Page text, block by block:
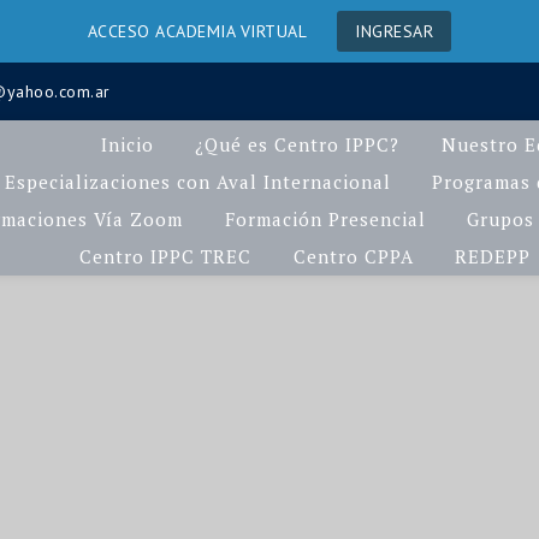
ACCESO ACADEMIA VIRTUAL INGRESAR
Inicio ¿Qué es Centro IPPC?
Nuestro
Especializaciones con Aval Internacional
Vía Zoom
Formación Presencial
Centro IPPC TREC
Centro CPPA REDEPP